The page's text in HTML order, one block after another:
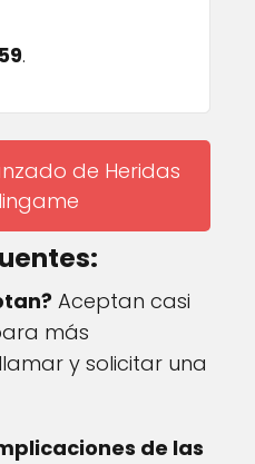
.
de Heridas
Aceptan casi
más
y solicitar una
de las